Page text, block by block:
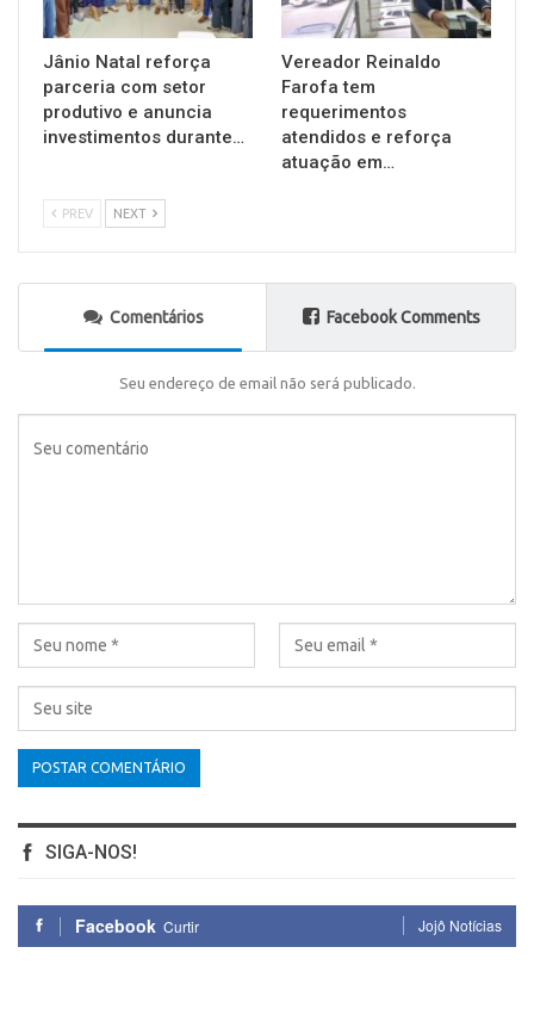
Jânio Natal reforça
parceria com setor
produtivo e anuncia
investimentos durante…
Vereador Reinaldo
Farofa tem
requerimentos
atendidos e reforça
atuação em…
PREV NEXT
Comentários Facebook Comments
Seu endereço de email não será publicado.
SIGA-NOS!
Facebook Curtir Jojô Notícias